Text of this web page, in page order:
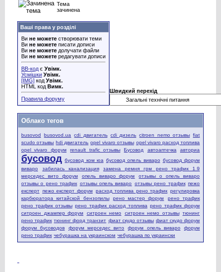
Тема
зачинена
Ваші права у розділі
Ви не можете створювати теми
Ви не можете писати дописи
Ви не можете долучати файли
Ви не можете редагувати дописи
BB-код є Увімк.
Усмішки Увімк.
[IMG] код Увімк.
HTML код Вимк.
Правила форуму
Швидкий перехід
Облако тегов
busovod busovod.ua cdi двигатель cdi дизель citroen nemo отзывы fiat
scudo отзывы hdi двигатель opel vivaro отзывы opel vivaro расход топлива
opel vivaro форум
renault trafic отзывы Бусовод автоаптечка авториа
бусовод бусовод ком юа бусовод опель виваро бусовод форум
виваро
забилась канализация
замена ремня грм рено трафик 1.9
мерседес вито форум
опель виваро форум
отзывы о опель виваро
отзывы о рено трафик отзывы опель виваро отзывы рено трафик пежо
експерт пежо експерт форум расход топлива рено трафик регулировка
карбюратора китайской бензопилы
рено мастер форум
рено трафик
рено трафик отзывы рено трафик расход топлива рено трафик форум
ситроен джампер форум
ситроен немо ситроен немо отзывы тюнинг
рено трафик тюнинг форд транзит фиат скудо отзывы фиат скудо форум
форум бусоводов
форум мерседес вито форум опель виваро
форум
рено трафик чебурашка на украинском чебурашка по украински